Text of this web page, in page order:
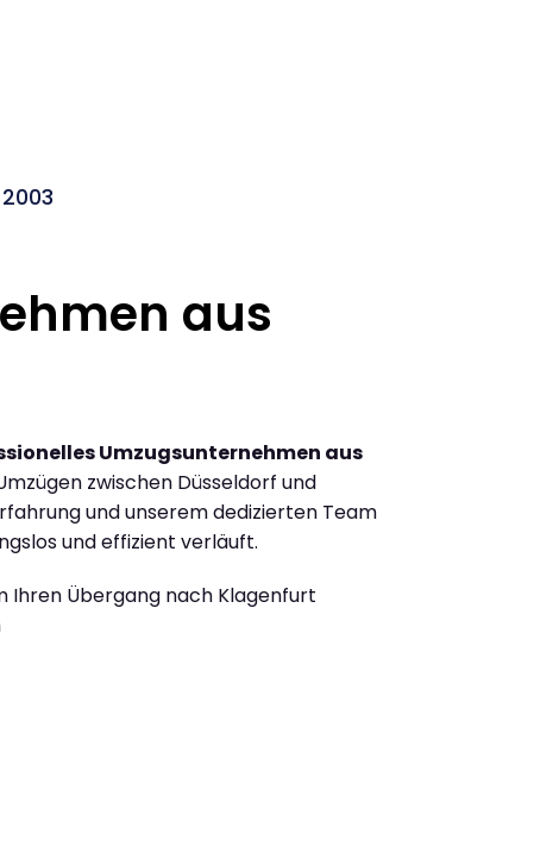
aus
Umzugsunternehmen aus
zwischen Düsseldorf und
und unserem dedizierten Team
und effizient verläuft.
Ihren Übergang nach Klagenfurt